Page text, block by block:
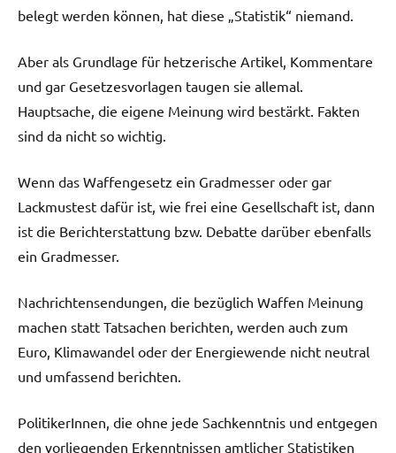
belegt werden können, hat diese „Statistik“ niemand.
Aber als Grundlage für hetzerische Artikel, Kommentare
und gar Gesetzesvorlagen taugen sie allemal.
Hauptsache, die eigene Meinung wird bestärkt. Fakten
sind da nicht so wichtig.
Wenn das Waffengesetz ein Gradmesser oder gar
Lackmustest dafür ist, wie frei eine Gesellschaft ist, dann
ist die Berichterstattung bzw. Debatte darüber ebenfalls
ein Gradmesser.
Nachrichtensendungen, die bezüglich Waffen Meinung
machen statt Tatsachen berichten, werden auch zum
Euro, Klimawandel oder der Energiewende nicht neutral
und umfassend berichten.
PolitikerInnen, die ohne jede Sachkenntnis und entgegen
den vorliegenden Erkenntnissen amtlicher Statistiken